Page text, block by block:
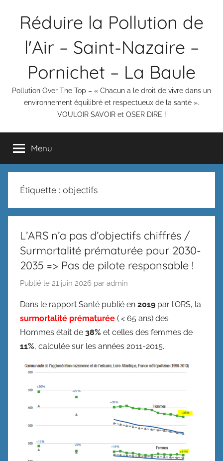
Réduire la Pollution de
l'Air – Saint-Nazaire –
Pornichet – La Baule
Pollution Over The Top – « Chacun a le droit de vivre dans un
environnement équilibré et respectueux de la santé ».
VOULOIR SAVOIR et OSER DIRE !
Menu
Étiquette : objectifs
L’ARS n’a pas d’objectifs chiffrés /
Surmortalité prématurée pour 2030-
2035 => Pas de pilote responsable !
Publié le 21 juin 2026 par admin
Dans le rapport Santé publié en 2019 par l’ORS, la
surmortalité prématurée ( < 65 ans) des
Hommes était de 38% et celles des femmes de
11%, calculée sur les années 2011-2015.